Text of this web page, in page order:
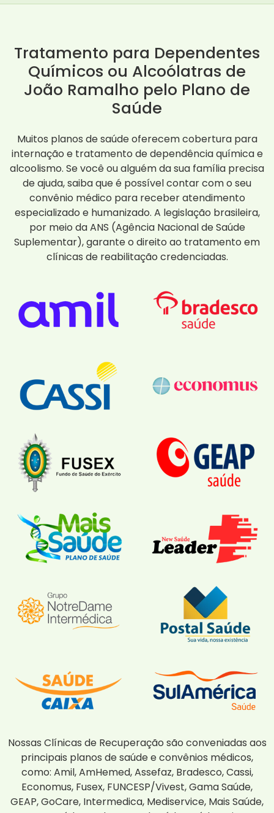
Tratamento para Dependentes
Químicos ou Alcoólatras de
João Ramalho pelo Plano de
Saúde
Muitos planos de saúde oferecem cobertura para
internação e tratamento de dependência química e
alcoolismo. Se você ou alguém da sua família precisa
de ajuda, saiba que é possível contar com o seu
convênio médico para receber atendimento
especializado e humanizado. A legislação brasileira,
por meio da ANS (Agência Nacional de Saúde
Suplementar), garante o direito ao tratamento em
clínicas de reabilitação credenciadas.
Nossas Clínicas de Recuperação são conveniadas aos
principais planos de saúde e convênios médicos,
como: Amil, AmHemed, Assefaz, Bradesco, Cassi,
Economus, Fusex, FUNCESP/Vivest, Gama Saúde,
GEAP, GoCare, Intermedica, Mediservice, Mais Saúde,